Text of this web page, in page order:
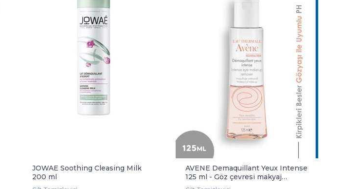
JOWAE Soothing Cleasing Milk
200 ml
AVENE Demaquillant Yeux Intense
125 ml - Göz çevresi makyaj
temizleme